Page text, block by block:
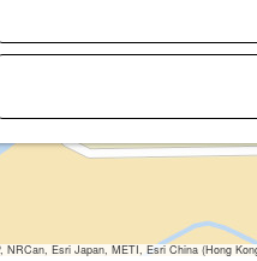
Esri Japan, METI, Esri China (Hong